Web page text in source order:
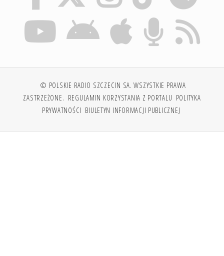
© POLSKIE RADIO SZCZECIN SA. WSZYSTKIE PRAWA
ZASTRZEŻONE. REGULAMIN KORZYSTANIA Z PORTALU POLITYKA
PRYWATNOŚCI BIULETYN INFORMACJI PUBLICZNEJ